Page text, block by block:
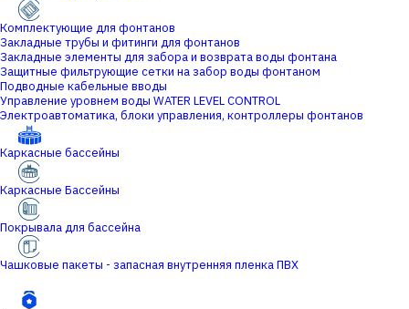
Комплектующие для фонтанов
Закладные трубы и фитинги для фонтанов
Закладные элементы для забора и возврата воды фонтана
Защитные фильтрующие сетки на забор воды фонтаном
Подводные кабельные вводы
Управление уровнем воды WATER LEVEL CONTROL
Электроавтоматика, блоки управления, контроллеры фонтанов
Каркасные бассейны
Каркасные Бассейны
Покрывала для бассейна
Чашковые пакеты - запасная внутренняя пленка ПВХ